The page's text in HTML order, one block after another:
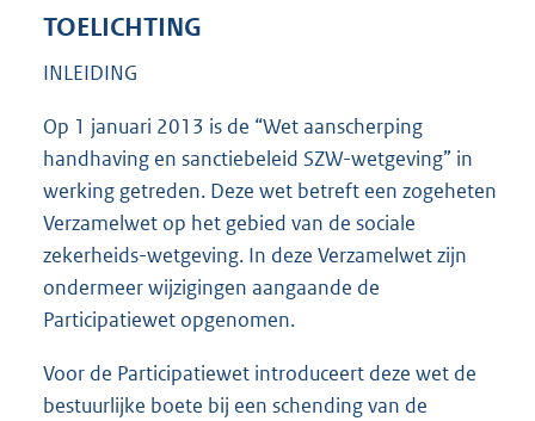
TOELICHTING
INLEIDING
Op 1 januari 2013 is de “Wet aanscherping
handhaving en sanctiebeleid SZW-wetgeving” in
werking getreden. Deze wet betreft een zogeheten
Verzamelwet op het gebied van de sociale
zekerheids-wetgeving. In deze Verzamelwet zijn
ondermeer wijzigingen aangaande de
Participatiewet opgenomen.
Voor de Participatiewet introduceert deze wet de
bestuurlijke boete bij een schending van de